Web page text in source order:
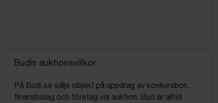
Budis auktionsvillkor
På Budi.se säljs objekt på uppdrag av konkursbon,
finansbolag och företag via auktion. Bud är alltid